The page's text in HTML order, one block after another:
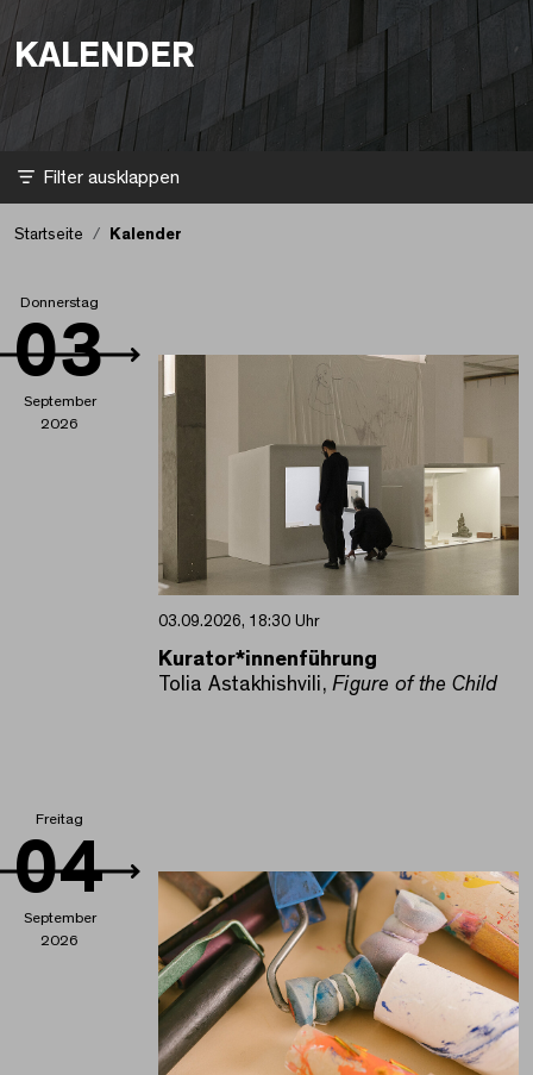
KALENDER
Filter
Startseite Kalender
Donnerstag
03
September
2026
03.09.2026, 18:30 Uhr
Kurator*innenführung
Tolia Astakhishvili, Figure of the Child
Freitag
04
September
2026